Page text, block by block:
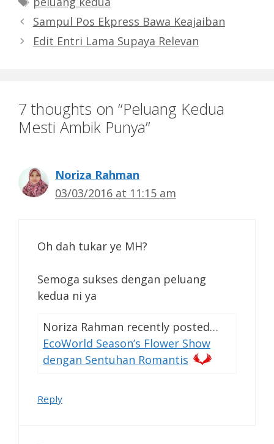
Sampul Pos Ekpress Bawa Keajaiban
Edit Entri Lama Supaya Relevan
7 thoughts on “Peluang Kedua
Mesti Ambik Punya”
Noriza Rahman
03/03/2016 at 11:15 am
Oh dah tukar ye MH?
Semoga sukses dengan peluang
kedua ni ya
Noriza Rahman recently posted…
EcoWorld Season’s Flower Show
dengan Sentuhan Romantis
Reply